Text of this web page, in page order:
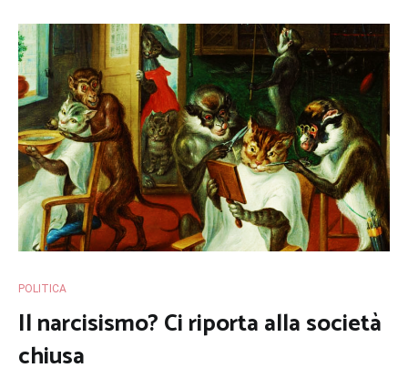
POLITICA
Il narcisismo? Ci riporta alla società
chiusa